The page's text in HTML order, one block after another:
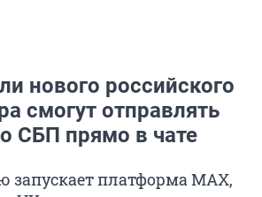
нового российского
смогут отправлять
СБП прямо в чате
платформа MAX,